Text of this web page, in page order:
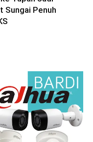
Sungai Penuh